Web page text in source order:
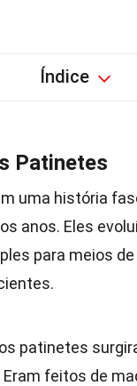
Índice
Patinetes
uma história
anos. Eles
para meios
patinetes
Eram feitos de